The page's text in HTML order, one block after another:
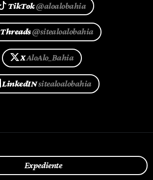
TikTok@aloalobahia
Threads@sitealoalobahia
XAloAlo_Bahia
LinkedINsitealoalobahia
Expediente